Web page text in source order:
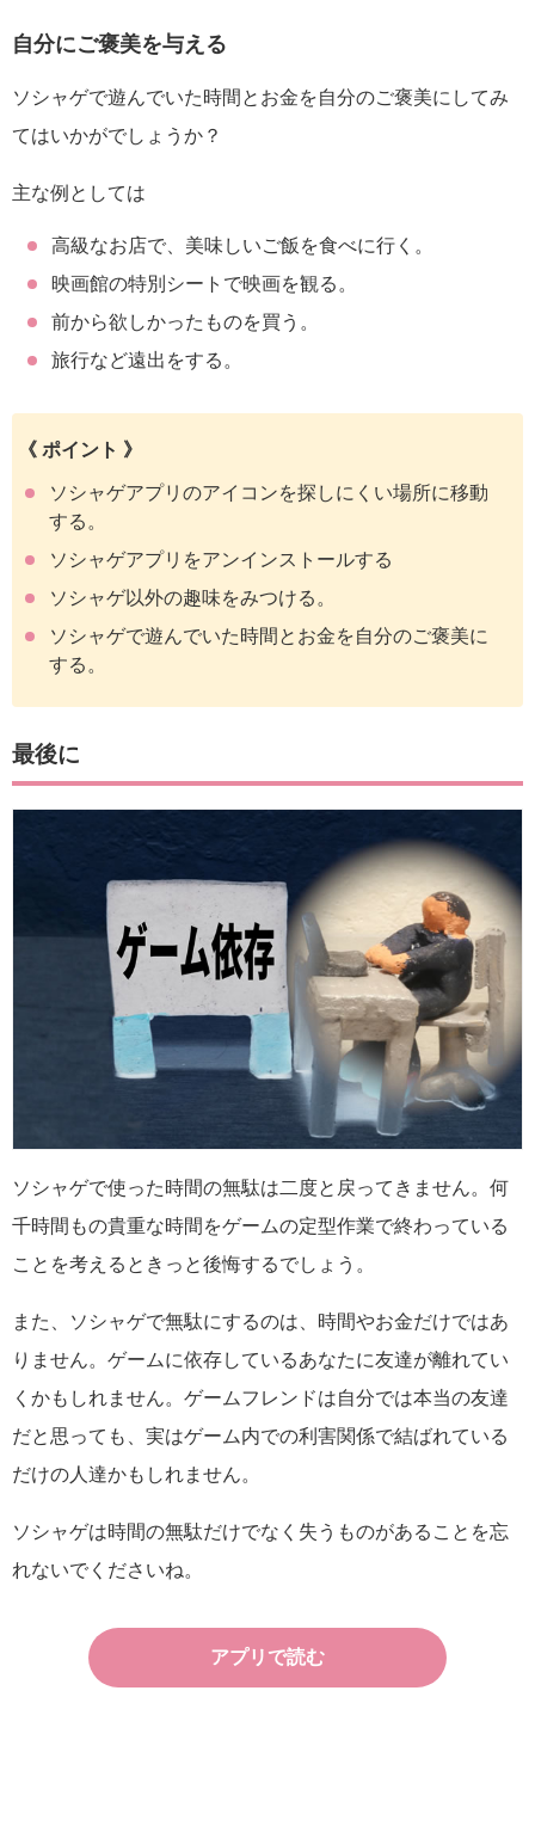
自分にご褒美を与える
ソシャゲで遊んでいた時間とお金を自分のご褒美にしてみ
てはいかがでしょうか？
主な例としては
高級なお店で、美味しいご飯を食べに行く。
映画館の特別シートで映画を観る。
前から欲しかったものを買う。
旅行など遠出をする。
《 ポイント 》
ソシャゲアプリのアイコンを探しにくい場所に移動
する。
ソシャゲアプリをアンインストールする
ソシャゲ以外の趣味をみつける。
ソシャゲで遊んでいた時間とお金を自分のご褒美に
する。
最後に
ソシャゲで使った時間の無駄は二度と戻ってきません。何
千時間もの貴重な時間をゲームの定型作業で終わっている
ことを考えるときっと後悔するでしょう。
また、ソシャゲで無駄にするのは、時間やお金だけではあ
りません。ゲームに依存しているあなたに友達が離れてい
くかもしれません。ゲームフレンドは自分では本当の友達
だと思っても、実はゲーム内での利害関係で結ばれている
だけの人達かもしれません。
ソシャゲは時間の無駄だけでなく失うものがあることを忘
れないでくださいね。
アプリで読む